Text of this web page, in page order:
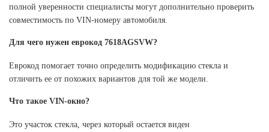
полной уверенности специалисты могут дополнительно проверить
совместимость по VIN-номеру автомобиля.
Для чего нужен еврокод 7618AGSVW?
Еврокод помогает точно определить модификацию стекла и
отличить ее от похожих вариантов для той же модели.
Что такое VIN-окно?
Это участок стекла, через который остается виден